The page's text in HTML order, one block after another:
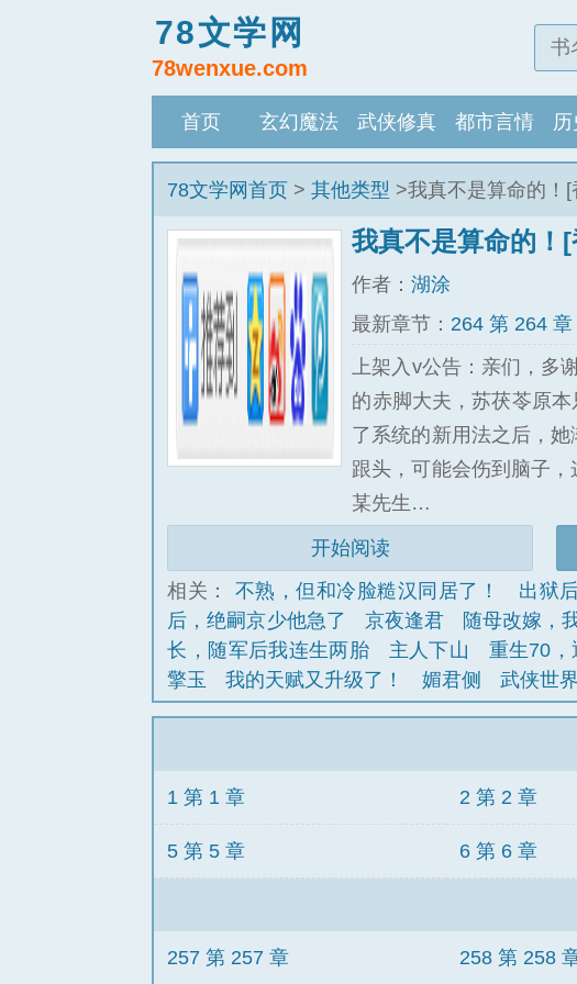
78文学网
78wenxue.com
首页 玄幻魔法 武侠修真 都市言情
78文学网首页 >其他类型 >我真不是算命的！[
我真不是算命的！
作者：湖涂
最新章节： 264 第 264 章
上架入v公告：亲们，多
的赤脚大夫，苏茯苓原
了系统的新用法之后，
跟头，可能会伤到脑子
某先生…
开始阅读
相关： 不熟，但和冷脸糙汉同居了！ 出狱
后，绝嗣京少他急了
京夜逢君 随母改嫁，
长，随军后我连生两胎
主人下山 重生70，
擎玉
我的天赋又升级了！ 媚君侧 武侠世
1 第 1 章 2 第 2 章
5 第 5 章 6 第 6 章
257 第 257 章 258 第 258